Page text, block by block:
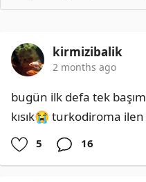
kirmizibalik
2 months ago
bugün ilk defa tek
kısık😭 turkodiroma
5 16